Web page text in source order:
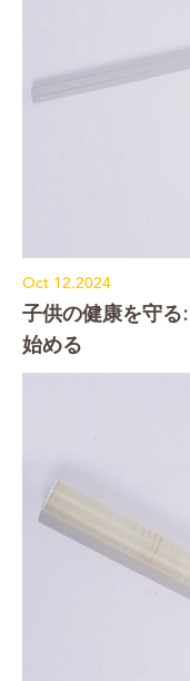
Oct 12.2024
子供の健康を守る
始める